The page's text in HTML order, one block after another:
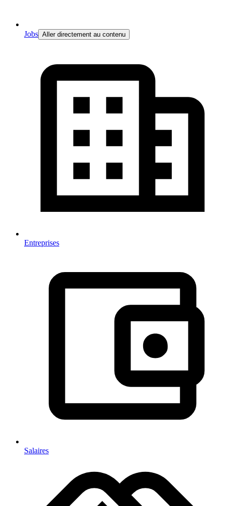
Jobs Aller directement au contenu
Entreprises
Salaires